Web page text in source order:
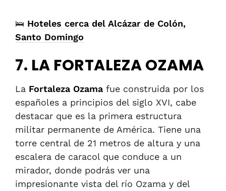
🛌 Hoteles cerca del Alcázar de Colón,
Santo Domingo
7. LA FORTALEZA OZAMA
La Fortaleza Ozama fue construida por los
españoles a principios del siglo XVI, cabe
destacar que es la primera estructura
militar permanente de América. Tiene una
torre central de 21 metros de altura y una
escalera de caracol que conduce a un
mirador, donde podrás ver una
impresionante vista del río Ozama y del